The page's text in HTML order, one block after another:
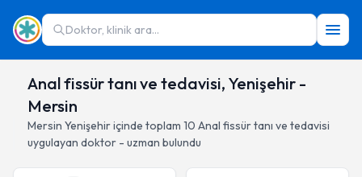
Doktor, klinik ara...
Anal fissür tanı ve tedavisi, Yenişehir -
Mersin
Mersin Yenişehiriçinde toplam 10 Anal fissür tanı ve tedavisi
uygulayan doktor - uzman bulundu